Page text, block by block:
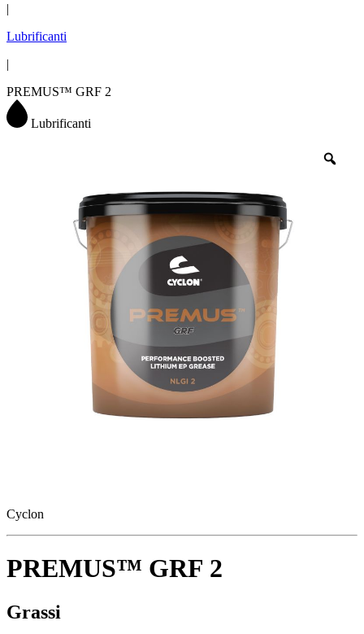
|
Lubrificanti
|
PREMUS™ GRF 2
Lubrificanti
Cyclon
PREMUS™ GRF 2
Grassi